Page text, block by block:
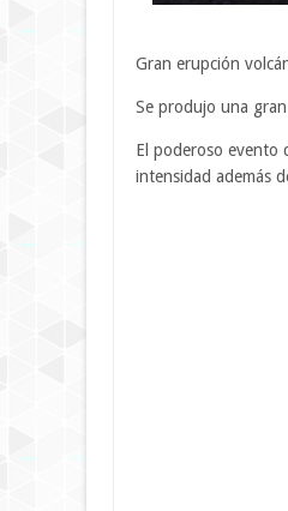
Gran erupción
Se produjo una
El poderoso evento
intensidad además